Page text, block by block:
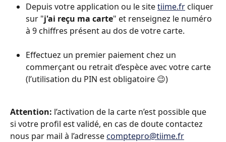
Depuis votre application ou le site tiime.fr cliquer
sur "j'ai reçu ma carte" et renseignez le numéro
à 9 chiffres présent au dos de votre carte.
Effectuez un premier paiement chez un
commerçant ou retrait d’espèce avec votre carte
(l’utilisation du PIN est obligatoire 😉)
Attention: l’activation de la carte n’est possible que
si votre profil est validé, en cas de doute contactez
nous par mail à l’adresse comptepro@tiime.fr